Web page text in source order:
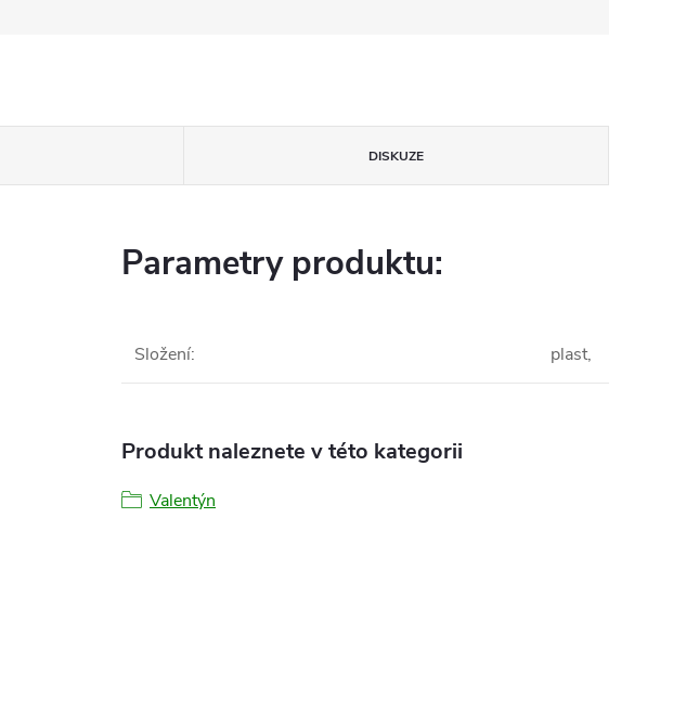
DISKUZE
Parametry produktu:
Složení: plast,
Produkt naleznete v této kategorii
Valentýn